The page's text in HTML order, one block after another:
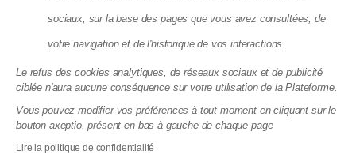
La taxe sur les logements vacants
sociaux, sur la base des pages que vous avez consultées, de
votre navigation et de l'historique de vos interactions.
Le refus des cookies analytiques, de réseaux sociaux et de publicité
ciblée n'aura aucune conséquence sur votre utilisation de la Plateforme.
Vous pouvez modifier vos préférences à tout moment en cliquant sur le
bouton axeptio, présent en bas à gauche de chaque page
Lire la politique de confidentialité